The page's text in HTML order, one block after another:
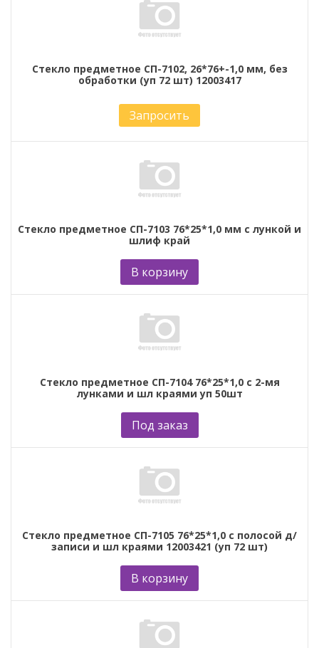
Стекло предметное СП-7102, 26*76+-1,0 мм, без
обработки (уп 72 шт) 12003417
Запросить
Стекло предметное СП-7103 76*25*1,0 мм с лункой и
шлиф край
В корзину
Стекло предметное СП-7104 76*25*1,0 с 2-мя
лунками и шл краями уп 50шт
Под заказ
Стекло предметное СП-7105 76*25*1,0 с полосой д/
записи и шл краями 12003421 (уп 72 шт)
В корзину